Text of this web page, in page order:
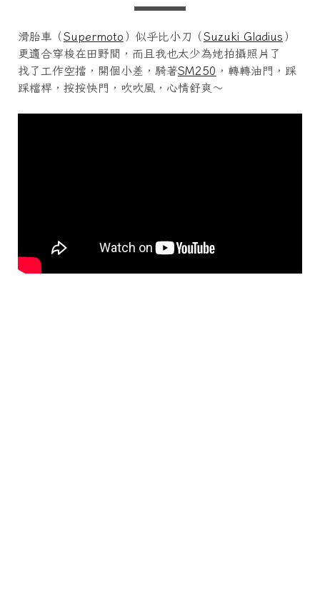
滑胎車（ Supermoto ）似乎比小刀（ Suzuki Gladius ）
更適合穿梭在田野間，而且我也太少為她拍攝照片了
找了工作空擋，開個小差，騎著SM250 ，轉轉油門，踩
踩檔桿，按按快門，吹吹風，心情舒爽～